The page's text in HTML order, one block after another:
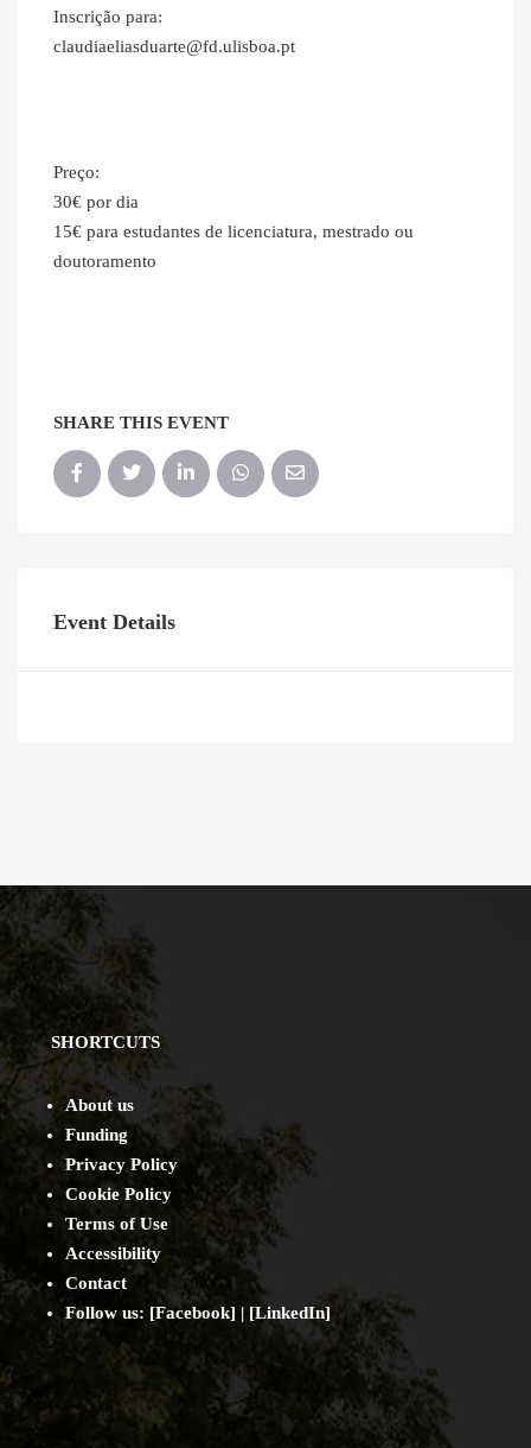
Inscrição para:
claudiaeliasduarte@fd.ulisboa.pt
Preço:
30€ por dia
15€ para estudantes de licenciatura, mestrado ou
doutoramento
SHARE THIS EVENT
Event Details
SHORTCUTS
About us
Funding
Privacy Policy
Cookie Policy
Terms of Use
Accessibility
Contact
Follow us: [Facebook] | [LinkedIn]